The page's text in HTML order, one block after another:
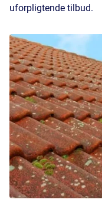
uforpligtende tilbud.